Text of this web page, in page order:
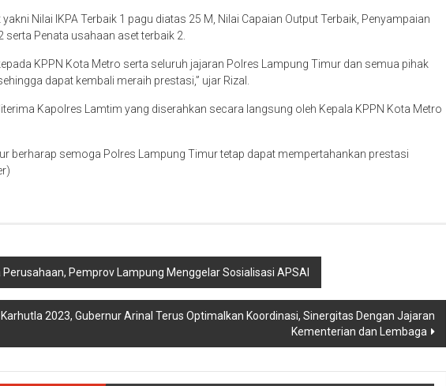
Nilai IKPA Terbaik 1 pagu diatas 25 M, Nilai Capaian Output Terbaik, Penyampaian
serta Penata usahaan aset terbaik 2.
KPPN Kota Metro serta seluruh jajaran Polres Lampung Timur dan semua pihak
dapat kembali meraih prestasi,” ujar Rizal.
Kapolres Lamtim yang diserahkan secara langsung oleh Kepala KPPN Kota Metro
berharap semoga Polres Lampung Timur tetap dapat mempertahankan prestasi
Pemprov Lampung Menggelar Sosialisasi APSAI
2023, Gubernur Arinal Terus Optimalkan Koordinasi, Sinergitas Dengan Jajaran
Kementerian dan Lembaga